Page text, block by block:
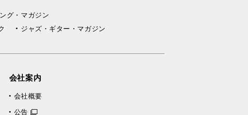
グ・マガジン
ジャズ・ギター・マガジン
会社案内
会社概要
公告